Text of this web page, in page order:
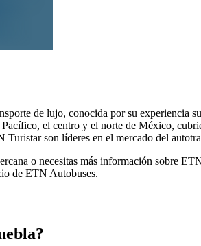
de lujo, conocida por su
el centro y el norte de México,
son líderes en el mercado del
o necesitas más información sobre
de ETN Autobuses.